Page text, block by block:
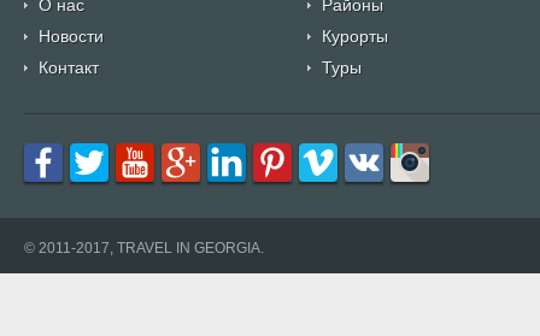
О нас
Районы
Новости
Курорты
Контакт
Туры
© 2011-2017, TRAVEL IN GEORGIA.